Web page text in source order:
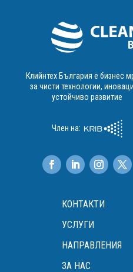
Клийнтех България е бизнес
за чисти технологии,
устойчиво развитие
Член на:
КОНТАКТИ
УСЛУГИ
НАПРАВЛЕНИЯ
ЗА НАС